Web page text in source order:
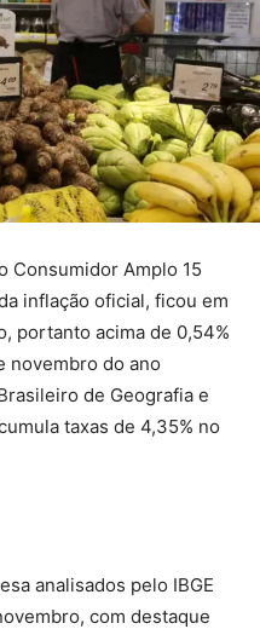
Consumidor Amplo 15
inflação oficial, ficou em
portanto acima de 0,54%
novembro do ano
de Geografia e
taxas de 4,35% no
analisados pelo IBGE
com destaque